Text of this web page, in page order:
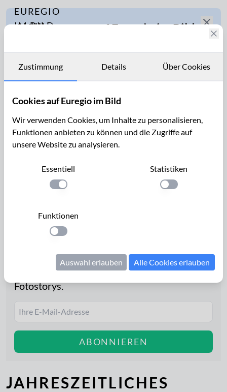
EUREGIO
IM BILD
Archiv
Kontakt
Die
Eifel
in
Bildern
Willkommen auf Euregio im Bild
Die Euregio Maas-Rhein hat eine
erstaunlich große Vielfalt zu bieten – lassen
Sie sich inspirieren!
In unseren Fotostories finden Sie
Anregungen für erholsame Tage,
jahreszeitliche Tipps und viele
Wandervorschläge.
Newsletter
Bleiben Sie auf dem Laufenden und
abonnieren Sie unseren
Sie über aktuelle Ausflugsziele in der
Euregio Maas-Rhein und die neuesten
Fotostorys.
ABONNIEREN
JAHRESZEITLICHES
Zustimmung Details Über Cookies
Cookies auf Euregio im Bild
Wir verwenden Cookies, um Inhalte zu personalisieren,
Funktionen anbieten zu können und die Zugriffe auf
unsere Website zu analysieren.
Essentiell
Einstellung anwenden
Statistiken
Einstellung
Funktionen
Einstellung anwenden
Auswahl erlauben Alle Cookies erlauben